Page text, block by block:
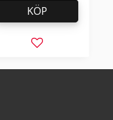
Lägg till i
KÖP